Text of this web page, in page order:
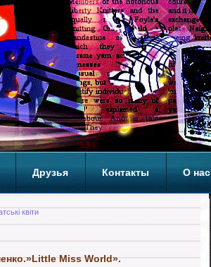
Друзья Контакты О нас
квіти
Miss World».